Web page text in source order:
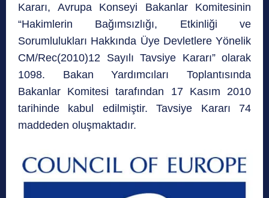
Kararı, Avrupa Konseyi Bakanlar Komitesinin
“Hakimlerin Bağımsızlığı, Etkinliği ve
Sorumlulukları Hakkında Üye Devletlere Yönelik
CM/Rec(2010)12 Sayılı Tavsiye Kararı” olarak
1098. Bakan Yardımcıları Toplantısında
Bakanlar Komitesi tarafından 17 Kasım 2010
tarihinde kabul edilmiştir. Tavsiye Kararı 74
maddeden oluşmaktadır.